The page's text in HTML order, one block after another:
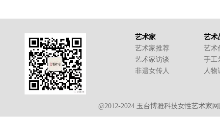
艺术家
艺术家推荐
艺术家访谈
非遗女传人
艺术
艺术
手工
人物
@2012-2024 玉台博雅科技女性艺术家